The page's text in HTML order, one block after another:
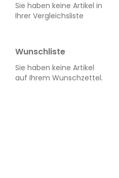
Sie haben keine Artikel in
Ihrer Vergleichsliste
Wunschliste
Sie haben keine Artikel
auf Ihrem Wunschzettel.